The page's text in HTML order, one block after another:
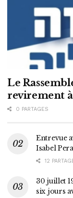
Le
revirement
0 PARTAGES
Entrevue
Isabel
12
30 juillet
six jours